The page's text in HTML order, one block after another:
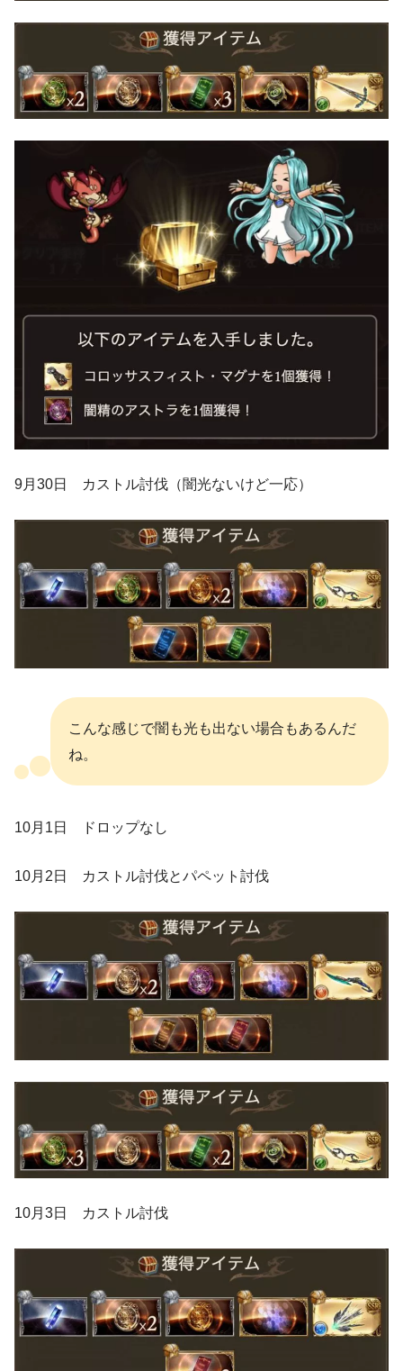
9月30日 カストル討伐（闇光ないけど一応）
こんな感じで闇も光も出ない場合もあるんだ
ね。
10月1日 ドロップなし
10月2日 カストル討伐とパペット討伐
10月3日 カストル討伐